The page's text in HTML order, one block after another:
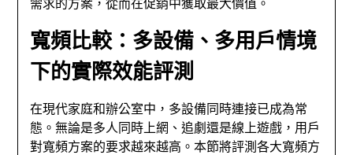
需求的方案，從而在促銷中獲取最大價值。
寬頻比較：多設備、多用戶情境
下的實際效能評測
在現代家庭和辦公室中，多設備同時連接已成為常
態。無論是多人同時上網、追劇還是線上遊戲，用戶
對寬頻方案的要求越來越高。本節將評測各大寬頻方